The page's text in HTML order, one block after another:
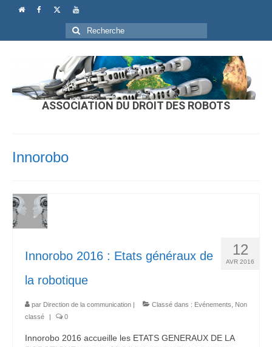
Rechercher
:
ASSOCIATION DU DROIT DES ROBOTS
Innorobo
12
AVR 2016
Innorobo 2016 : Etats généraux de
la robotique
par Direction de la communication | Classé dans : Evénements
Non
classé
| 0
Innorobo 2016 accueille les ETATS GENERAUX DE LA